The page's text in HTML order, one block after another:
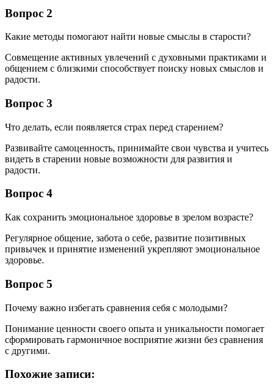
Вопрос 2
Какие методы помогают найти новые смыслы в старости?
Совмещение активных увлечений с духовными практиками и
общением с близкими способствует поиску новых смыслов и
радости.
Вопрос 3
Что делать, если появляется страх перед старением?
Развивайте самоценность, принимайте свои чувства и учитесь
видеть в старении новые возможности для развития и
радости.
Вопрос 4
Как сохранить эмоциональное здоровье в зрелом возрасте?
Регулярное общение, забота о себе, развитие позитивных
привычек и принятие изменений укрепляют эмоциональное
здоровье.
Вопрос 5
Почему важно избегать сравнения себя с молодыми?
Понимание ценности своего опыта и уникальности помогает
сформировать гармоничное восприятие жизни без сравнения
с другими.
Похожие записи: